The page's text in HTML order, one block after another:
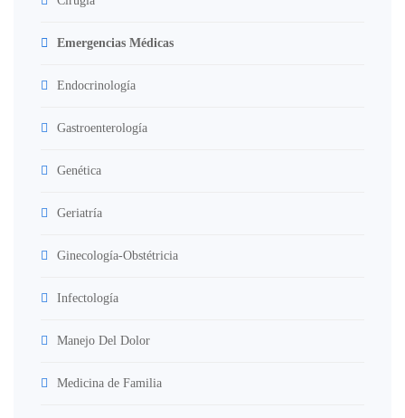
Emergencias Médicas
Endocrinología
Gastroenterología
Genética
Geriatría
Ginecología-Obstétricia
Infectología
Manejo Del Dolor
Medicina de Familia